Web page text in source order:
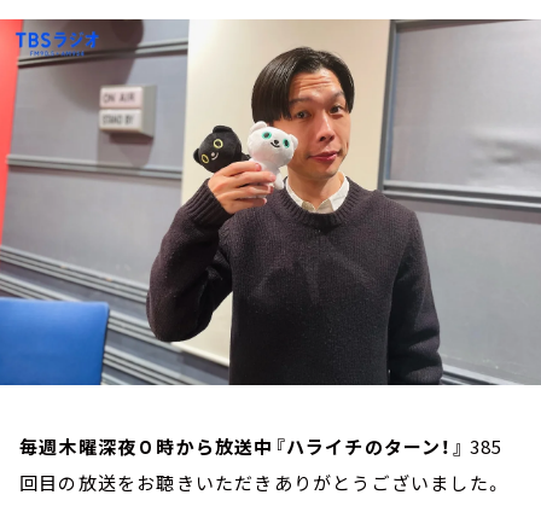
トピックス
TBS Podcast
お知らせ
イベント・グッズ
YouTube
会社情報
毎週木曜深夜０時から放送中『ハライチのターン！』 385
回目の放送をお聴きいただきありがとうございました。